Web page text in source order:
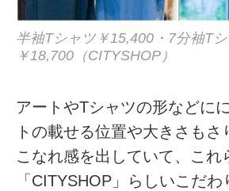
半袖Tシャツ￥15,400・7分袖T
￥18,700（CITYSHOP）
アートやTシャツの形などに
トの載せる位置や大きさもさ
こなれ感を出していて、これ
「CITYSHOP」らしいこだわ